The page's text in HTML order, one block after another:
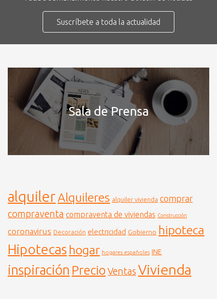
Suscríbete a toda la actualidad
Sala de Prensa
alquilerAlquileres alquiler vivienda comprar
compraventa compraventa de viviendas Construcción
coronavirus Decoración electricidad Gobierno hipoteca
Hipotecas hogar hogares españoles INE
inspiración Precio Ventas Vivienda